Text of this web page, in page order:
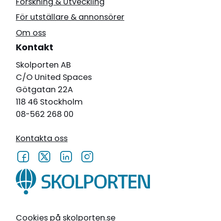
Cookies på skolporten.se
För utställare & annonsörer
Om oss
Kontakt
Skolporten AB
C/O United Spaces
Götgatan 22A
118 46 Stockholm
08-562 268 00
Kontakta oss